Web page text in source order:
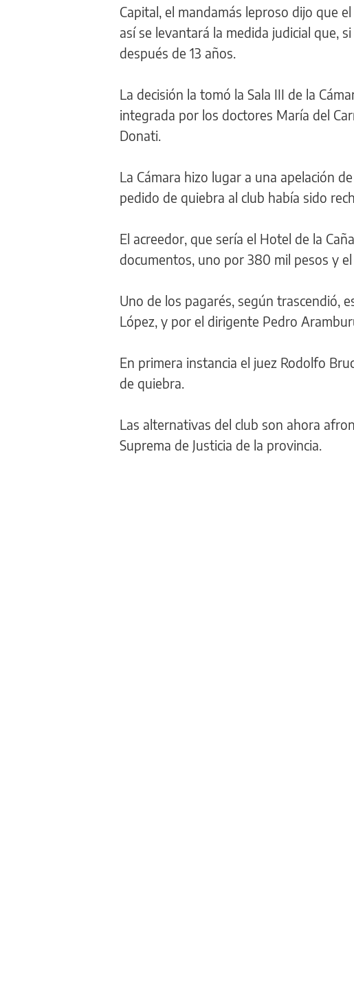
Capital, el mandamás leproso dijo que
así se levantará la medida judicial que,
después de 13 años.
La decisión la tomó la Sala III de la
integrada por los doctores María del
Donati.
La Cámara hizo lugar a una apelación
pedido de quiebra al club había sido
El acreedor, que sería el Hotel de la
documentos, uno por 380 mil pesos y
Uno de los pagarés, según trascendió,
López, y por el dirigente Pedro
En primera instancia el juez Rodolfo
de quiebra.
Las alternativas del club son ahora
Suprema de Justicia de la provincia.